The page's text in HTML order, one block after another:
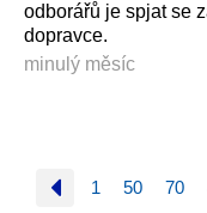
odborářů je spjat se
dopravce.
minulý měsíc
1 50 70